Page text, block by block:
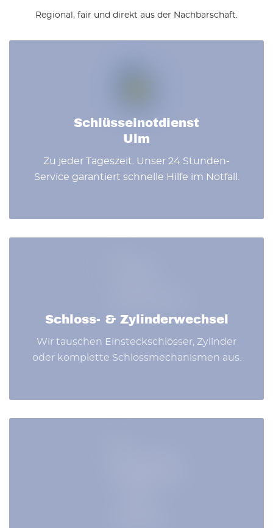
Regional, fair und direkt aus der Nachbarschaft.
Schlüsselnotdienst
Ulm
Zu jeder Tageszeit. Unser 24 Stunden-
Service garantiert schnelle Hilfe im Notfall.
Schloss- & Zylinderwechsel
Wir tauschen Einsteckschlösser, Zylinder
oder komplette Schlossmechanismen aus.